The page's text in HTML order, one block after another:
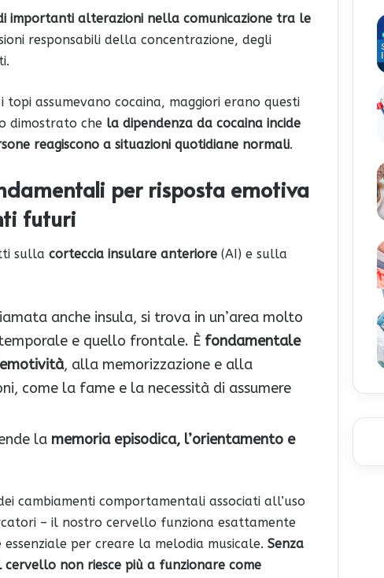
importanti alterazioni nella comunicazione tra le
responsabili della concentrazione, degli
assumevano cocaina, maggiori erano questi
dimostrato che la dipendenza da cocaina incide
reagiscono a situazioni quotidiane normali.
per risposta emotiva
futuri
sulla corteccia insulare anteriore (AI) e sulla
anche insula, si trova in un’area molto
e quello frontale. È fondamentale
, alla memorizzazione e alla
come la fame e la necessità di assumere
la memoria episodica, l’orientamento e
cambiamenti comportamentali associati all’uso
– il nostro cervello funziona esattamente
per creare la melodia musicale. Senza
non riesce più a funzionare come